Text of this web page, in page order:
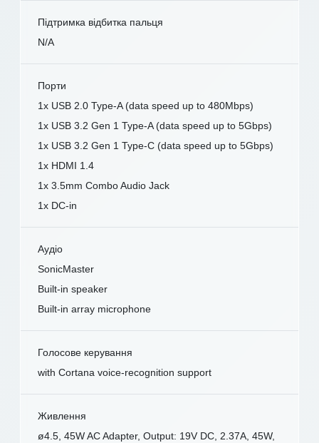
Підтримка відбитка пальця
N/A
Порти
1x USB 2.0 Type-A (data speed up to 480Mbps)
1x USB 3.2 Gen 1 Type-A (data speed up to 5Gbps)
1x USB 3.2 Gen 1 Type-C (data speed up to 5Gbps)
1x HDMI 1.4
1x 3.5mm Combo Audio Jack
1x DC-in
Аудіо
SonicMaster
Built-in speaker
Built-in array microphone
Голосове керування
with Cortana voice-recognition support
Живлення
ø4.5, 45W AC Adapter, Output: 19V DC, 2.37A, 45W,